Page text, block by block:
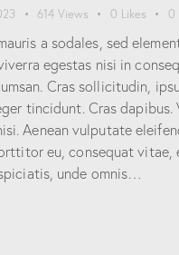
614 Views 0 Likes 0
a sodales, sed
egestas nisi in
Cras sollicitudin,
tincidunt. Cras dapibus.
Aenean vulputate
eu, consequat vitae,
unde omnis…